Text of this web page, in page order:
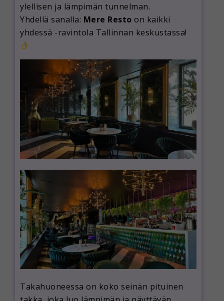
ylellisen ja lämpimän tunnelman.
Yhdellä sanalla: Mere Resto on kaikki
yhdessä -ravintola Tallinnan keskustassa!
Takahuoneessa on koko seinän pituinen